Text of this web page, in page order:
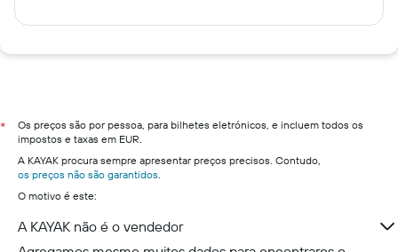
*
Os preços são por pessoa, para bilhetes eletrónicos, e incluem todos os
impostos e taxas em EUR.
A KAYAK procura sempre apresentar preços precisos. Contudo,
os preços não são garantidos.
O motivo é este:
A KAYAK não é o vendedor